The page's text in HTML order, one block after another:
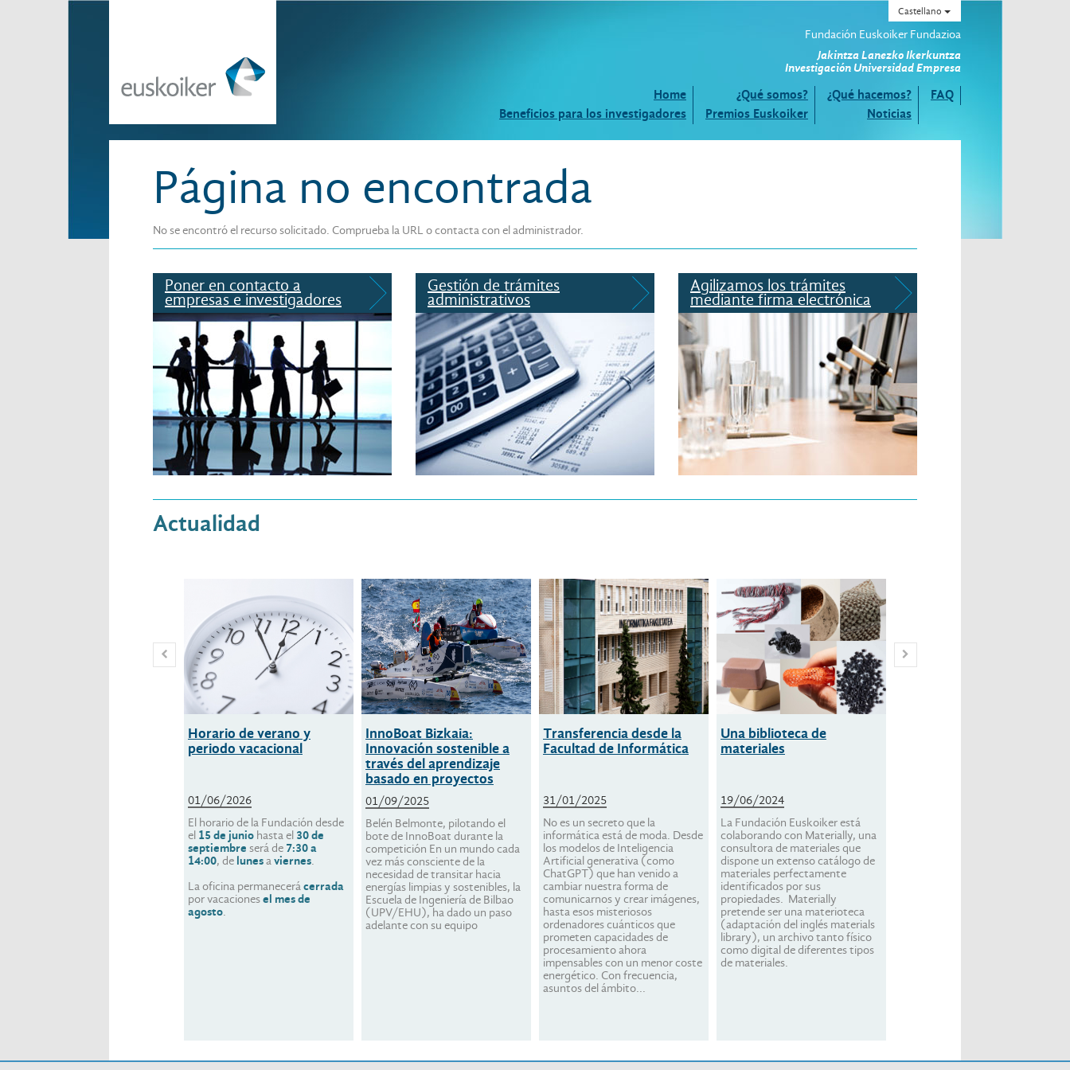
Castellano
Fundación Euskoiker Fundazioa
Jakintza Lanezko Ikerkuntza
Investigación Universidad Empresa
Home
Beneficios para los investigadores
¿Qué somos?
Premios Euskoiker
¿Qué hacemos?
Noticias
FAQ
Página no encontrada
No se encontró el recurso solicitado. Comprueba la URL o contacta con el administrador.
Poner en contacto a
empresas e investigadores
Gestión de trámites
administrativos
Agilizamos los trámites
mediante firma electrónica
Actualidad
Horario de verano y
periodo vacacional
01/06/2026
El horario de la Fundación desde
el 15 de junio hasta el 30 de
septiembre será de 7:30 a
14:00, de lunesaviernes.
La oficina permanecerácerrada
por vacacionesel mes de
agosto.
InnoBoat Bizkaia:
Innovación sostenible a
través del aprendizaje
basado en proyectos
01/09/2025
Belén Belmonte, pilotando el
bote de InnoBoat durante la
competición En un mundo cada
vez más consciente de la
necesidad de transitar hacia
energías limpias y sostenibles, la
Escuela de Ingeniería de Bilbao
(UPV/EHU), ha dado un paso
adelante con su equipo
Transferencia desde la
Facultad de Informática
31/01/2025
No es un secreto que la
informática está de moda. Desde
los modelos de Inteligencia
Artificial generativa (como
ChatGPT) que han venido a
cambiar nuestra forma de
comunicarnos y crear imágenes,
hasta esos misteriosos
ordenadores cuánticos que
prometen capacidades de
procesamiento ahora
impensables con un menor coste
energético. Con frecuencia,
asuntos del ámbito...
Una biblioteca de
materiales
19/06/2024
La Fundación Euskoiker está
colaborando con Materially, una
consultora de materiales que
dispone un extenso catálogo de
materiales perfectamente
identificados por sus
propiedades. Materially
pretende ser una materioteca
(adaptación del inglés materials
library), un archivo tanto físico
como digital de diferentes tipos
de materiales.